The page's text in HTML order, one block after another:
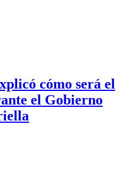
cómo será el
el Gobierno